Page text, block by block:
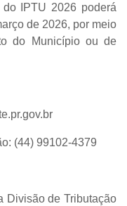
do IPTU 2026 poderá
de 2026, por meio
do Município ou de
(44) 99102-4379
Divisão de Tributação